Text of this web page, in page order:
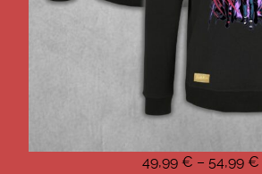
49,99 € – 54,99 €